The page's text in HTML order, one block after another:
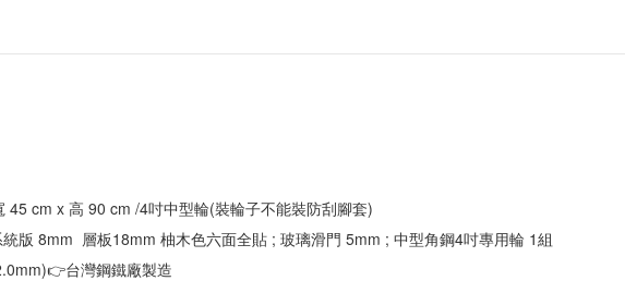
45 cm x 高 90 cm /4吋中型輪(裝輪子不能裝防刮腳套)
版 8mm  層板18mm 柚木色六面全貼 ; 玻璃滑門 5mm ; 中型角鋼4吋專用輪 1組
台灣鋼鐵廠製造